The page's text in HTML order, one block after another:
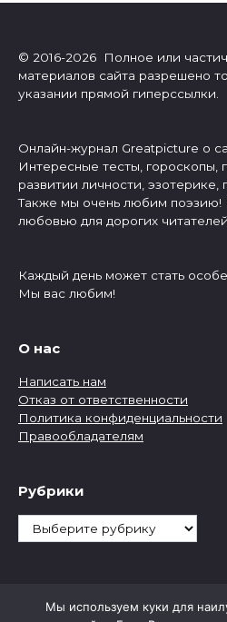
© 2016-2026 Полное или
материалов сайта разрешено
указании прямой гиперссылки.
Онлайн-журнал Greatpicture о
Интересные тесты, гороскопы,
развитии личности, эзотерике,
Также мы очень любим поэзию!
любовью для дорогих читателей.
Каждый день может стать
Мы вас любим!
О нас
Написать нам
Отказ от ответственности
Политика конфиденциальности
Правообладателям
Рубрики
Рубрики
Мы используем куки для